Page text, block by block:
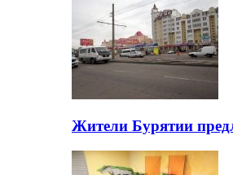
Жители Бурятии